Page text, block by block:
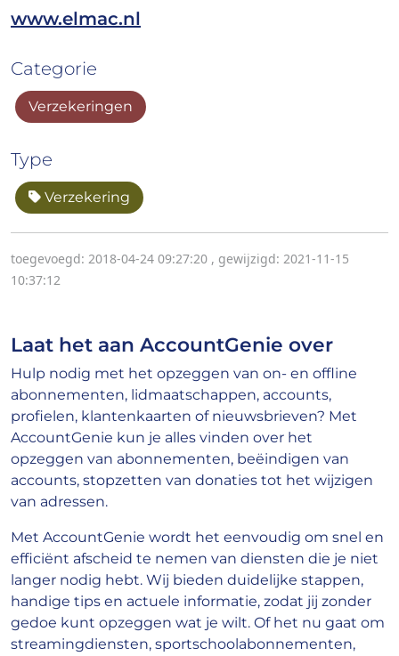
www.elmac.nl
Categorie
Verzekeringen
Type
Verzekering
toegevoegd: 2018-04-24 09:27:20 , gewijzigd: 2021-11-15
10:37:12
Laat het aan AccountGenie over
Hulp nodig met het opzeggen van on- en offline
abonnementen, lidmaatschappen, accounts,
profielen, klantenkaarten of nieuwsbrieven? Met
AccountGenie kun je alles vinden over het
opzeggen van abonnementen, beëindigen van
accounts, stopzetten van donaties tot het wijzigen
van adressen.
Met AccountGenie wordt het eenvoudig om snel en
efficiënt afscheid te nemen van diensten die je niet
langer nodig hebt. Wij bieden duidelijke stappen,
handige tips en actuele informatie, zodat jij zonder
gedoe kunt opzeggen wat je wilt. Of het nu gaat om
streamingdiensten, sportschoolabonnementen,